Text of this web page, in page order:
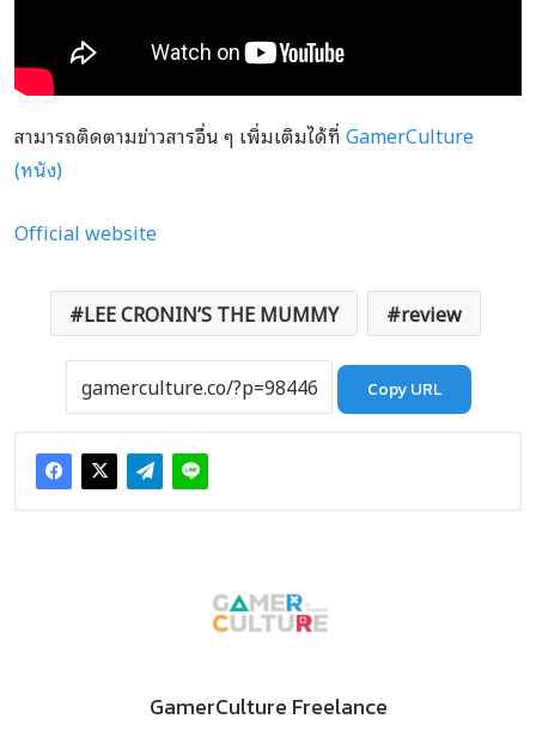
สามารถติดตามข่าวสารอื่น ๆ เพิ่มเติมได้ที่GamerCulture
(หนัง)
Official website
LEE CRONIN’S THE MUMMY review
Copy URL
GamerCulture Freelance